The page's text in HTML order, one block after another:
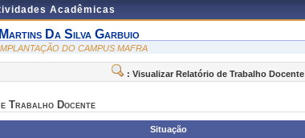
Acadêmicas
Da Silva Garbuio
DO CAMPUS MAFRA
: Visualizar Relatório de Trabalho Docente
Trabalho Docente
Situação